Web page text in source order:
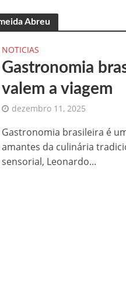
Abreu
NOTICIAS
Gastronomia
valem a viagem
dezembro 11, 2025
Gastronomia brasileira é
amantes da culinária
sensorial, Leonardo...